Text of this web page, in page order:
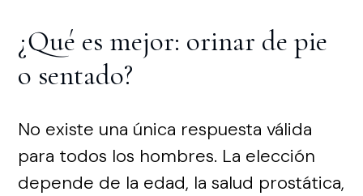
¿Qué es mejor: orinar de pie
o sentado?
No existe una única respuesta válida
para todos los hombres. La elección
depende de la edad, la salud prostática,